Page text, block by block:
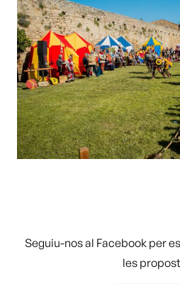
Seguiu-nos al Facebook per
les